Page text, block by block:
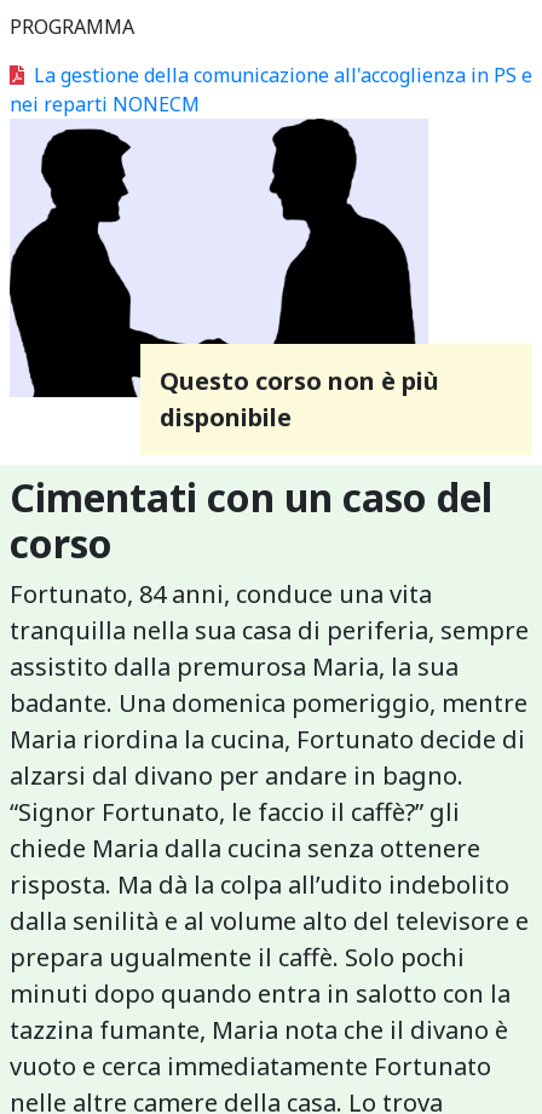
PROGRAMMA
La gestione della comunicazione all'accoglienza in PS e
nei reparti NONECM
Questo corso non è più
disponibile
Cimentati con un caso del
corso
Fortunato, 84 anni, conduce una vita
tranquilla nella sua casa di periferia, sempre
assistito dalla premurosa Maria, la sua
badante. Una domenica pomeriggio, mentre
Maria riordina la cucina, Fortunato decide di
alzarsi dal divano per andare in bagno.
“Signor Fortunato, le faccio il caffè?” gli
chiede Maria dalla cucina senza ottenere
risposta. Ma dà la colpa all’udito indebolito
dalla senilità e al volume alto del televisore e
prepara ugualmente il caffè. Solo pochi
minuti dopo quando entra in salotto con la
tazzina fumante, Maria nota che il divano è
vuoto e cerca immediatamente Fortunato
nelle altre camere della casa. Lo trova